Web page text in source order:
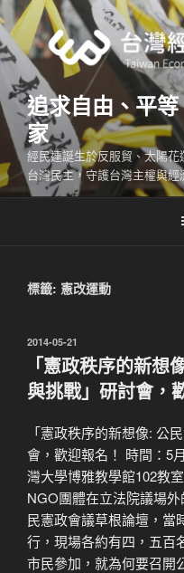
跳
至
主
內
容
追求自由、平
家
經民連誕生於反服貿、太陽
台灣民主，守護台灣主權與經
標籤: 憲改運動
發
2014-05-21
「憲政秩序的新
與挑戰」研討會，
「憲政秩序的新想像: 公
會，歡迎報名！ 時間：5
灣大學博雅教學館102教
NGO團體在立法院議場
民憲政會議草根論壇，當
行，現場各約有四，五百
市民參加，就為何要召開